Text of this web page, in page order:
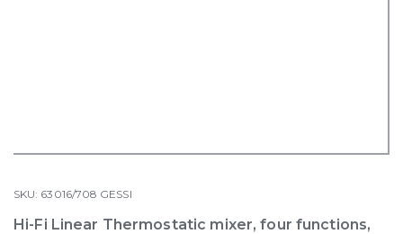
SKU: 63016/708 GESSI
Hi-Fi Linear Thermostatic mixer, four functions,